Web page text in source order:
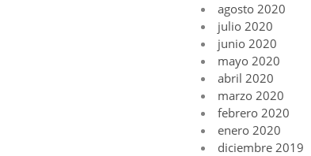
agosto 2020
julio 2020
junio 2020
mayo 2020
abril 2020
marzo 2020
febrero 2020
enero 2020
diciembre 2019